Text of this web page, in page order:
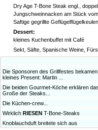
Dry Age T-Bone Steak engl.,
Jungschweinnacken am Stück
Saftige gegrillte
Dessert:
kleines Kuchenbuffet mit Café
Sekt, Säfte, Spanische Weine,
Die Sponsoren des Grillfestes
kleines Present: Martin ...
Die beiden Gourmet-Köche erklären
Große der Steaks...
Die Küchen-crew...
Wirklich RIESEN T-Bone-Steaks
Knoblauchduft breitete sich aus